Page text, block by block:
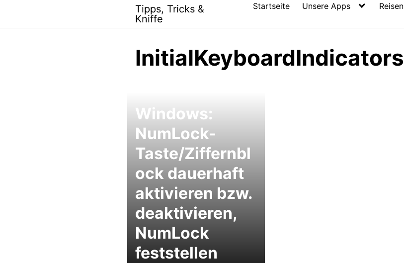
content
Tipps, Tricks &
Kniffe
Startseite Unsere Apps Reisen
InitialKeyboardIndicators
Windows:
NumLock-
Taste/Ziffernbl
ock dauerhaft
aktivieren bzw.
deaktivieren,
NumLock
feststellen